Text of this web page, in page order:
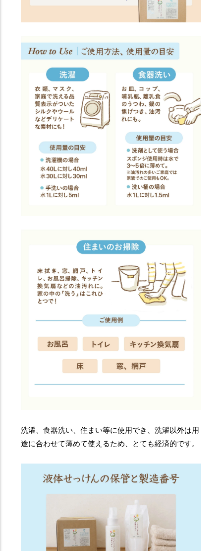
洗濯、食器洗い、住まい等に使用でき、洗濯以外は用
途に合わせて薄めて使えるため、とても経済的です。